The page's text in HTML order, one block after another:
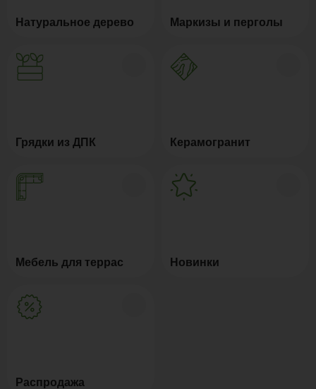
Натуральное дерево Маркизы и перголы
Грядки из ДПК Керамогранит
Мебель для террас Новинки
Распродажа